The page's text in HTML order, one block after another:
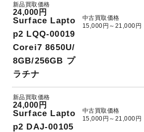
Surface Lapto
p2 LQQ-00019
Corei7 8650U/
8GB/256GB プ
ラチナ
新品買取価格
24,000円
中古買取価格
15,000円～21,000円
Surface Lapto
p2 DAJ-00105
新品買取価格
24,000円
中古買取価格
15,000円～21,000円